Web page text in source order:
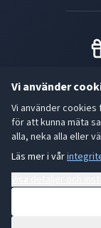
Vi använder
Vi använder
för att kunna mäta
alla, neka alla eller
Läs mer i vår